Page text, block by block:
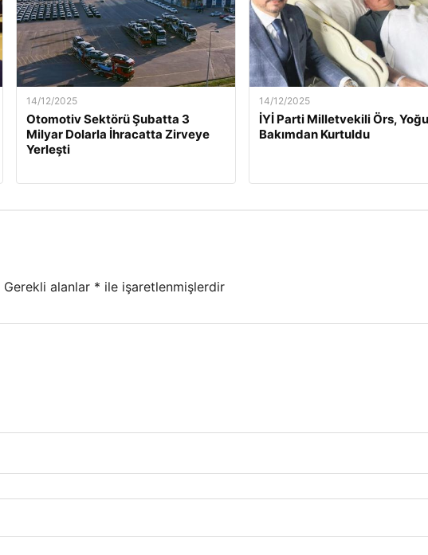
14/12/2025
Otomotiv Sektörü Şubatta 3
Milyar Dolarla İhracatta Zirveye
Yerleşti
14/12/2025
İYİ Parti Milletvekili Örs,
Bakımdan Kurtuldu
Gerekli alanlar * ile işaretlenmişlerdir